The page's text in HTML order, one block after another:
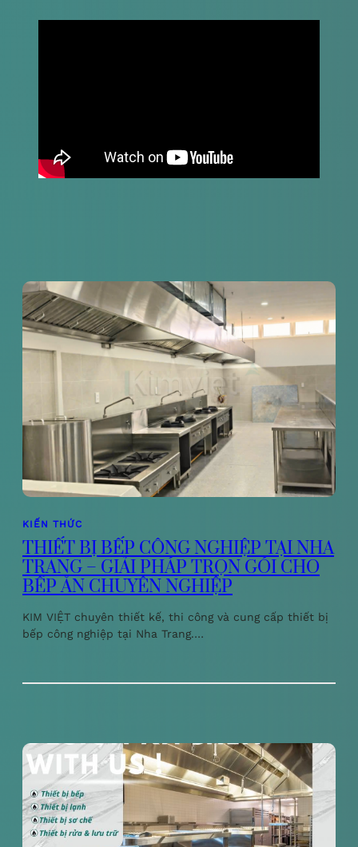
KIẾN THỨC
THIẾT BỊ BẾP CÔNG NGHIỆP TẠI NHA
TRANG – GIẢI PHÁP TRỌN GÓI CHO
BẾP ĂN CHUYÊN NGHIỆP
KIM VIỆT chuyên thiết kế, thi công và cung cấp thiết bị
bếp công nghiệp tại Nha Trang.…